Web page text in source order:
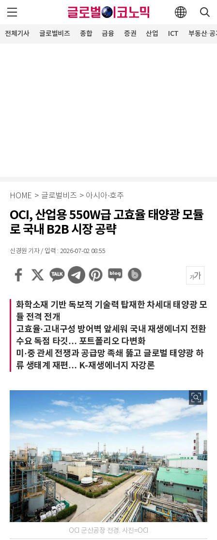
전체기사 글로벌비즈 종합 금융 증권 산업 ICT 부동산·
HOME > 글로벌비즈 > 아시아·호주
OCI, 산업용 550W급 고효율 태양광 모듈
로 국내 B2B 시장 공략
신경원 기자 / 입력 : 2026-07-02 08:55
화학소재 기반 독보적 기술력 탑재한 차세대 태양광 모
듈 전격 전개
고효율·고내구성 방어벽 앞세워 국내 재생에너지 전환
수요 독점 타깃… 포트폴리오 다변화
미·중 관세 전쟁과 공급망 족쇄 뚫고 글로벌 태양광 하
류 생태계 재편… K-재생에너지 자강론
OCI 군산공장 전경. 사진=OCI